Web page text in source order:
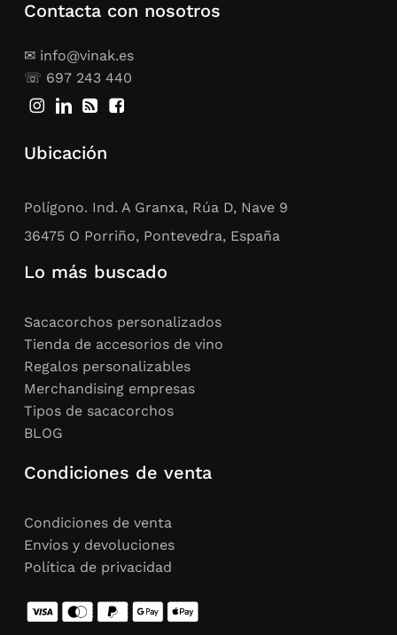
Contacta con nosotros
✉ info@vinak.es
☏ 697 243 440
Ubicación
Polígono. Ind. A Granxa, Rúa D, Nave 9
36475 O Porriño, Pontevedra, España
Lo más buscado
Sacacorchos personalizados
Tienda de accesorios de vino
Regalos personalizables
Merchandising empresas
Tipos de sacacorchos
BLOG
Condiciones de venta
Condiciones de venta
Envíos y devoluciones
Política de privacidad